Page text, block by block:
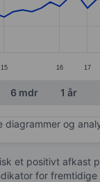
15 16 17
6 mdr 1 år
diagrammer og
et positivt afkast
for